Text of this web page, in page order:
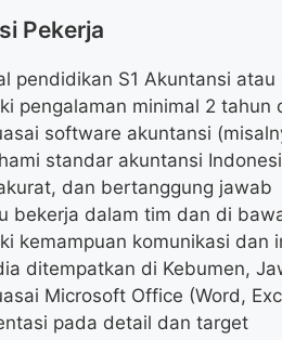
Pekerja
pendidikan S1 Akuntansi atau
pengalaman minimal 2 tahun
software akuntansi
standar akuntansi
dan bertanggung jawab
bekerja dalam tim dan di
kemampuan komunikasi dan
ditempatkan di Kebumen,
Microsoft Office (Word,
pada detail dan target